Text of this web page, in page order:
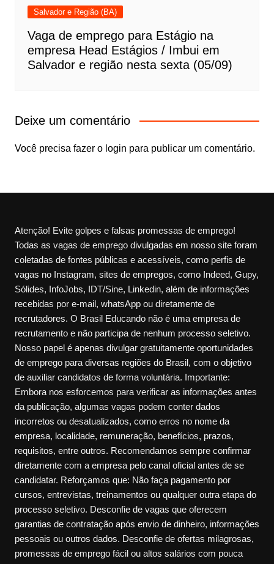
Salvador e Região (BA)
Vaga de emprego para Estágio na
empresa Head Estágios / Imbui em
Salvador e região nesta sexta (05/09)
Deixe um comentário
Você precisa fazer o login para publicar um comentário.
Atenção! Evite golpes e falsas promessas de emprego!
Todas as vagas de emprego divulgadas em nosso site foram
coletadas de fontes públicas e acessíveis, como perfis de
vagas no Instagram, sites de empregos, como Indeed, Gupy,
Sólides, InfoJobs, IDT/Sine, Linkedin, além de informações
recebidas por e-mail, whatsApp ou diretamente de
recrutadores. O Brasil Educando não é uma empresa de
recrutamento e não participa de nenhum processo seletivo.
Nosso papel é apenas divulgar gratuitamente oportunidades
de emprego para diversas regiões do Brasil, com o objetivo
de auxiliar candidatos de forma voluntária. Importante:
Embora nos esforcemos para verificar as informações antes
da publicação, algumas vagas podem conter dados
incorretos ou desatualizados, como erros no nome da
empresa, localidade, remuneração, benefícios, prazos,
requisitos, entre outros. Recomendamos sempre confirmar
diretamente com a empresa pelo canal oficial antes de se
candidatar. Reforçamos que: Não faça pagamento por
cursos, entrevistas, treinamentos ou qualquer outra etapa do
processo seletivo. Desconfie de vagas que oferecem
garantias de contratação após envio de dinheiro, informações
pessoais ou outros dados. Desconfie de ofertas milagrosas,
promessas de emprego fácil ou altos salários com pouca